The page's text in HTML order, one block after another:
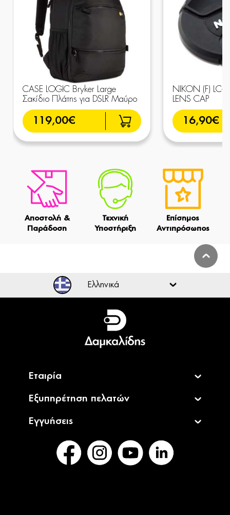
CASE LOGIC Bryker Large
Σακίδιο Πλάτης για DSLR Μαύρο
119,00€
NIKON (F) LC-
LENS CAP
16,90€
Αποστολή &
Παράδοση
Τεχνική
Υποστήριξη
Επίσημος
Αντιπρόσωπος
Ελληνικά
Ελληνικά
English
Εταιρία
Εξυπηρέτηση πελατών
Εγγυήσεις